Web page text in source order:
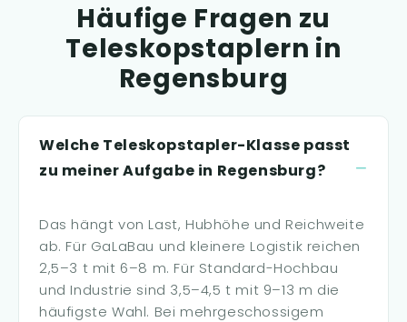
Häufige Fragen zu
Teleskopstaplern in
Regensburg
Welche Teleskopstapler-Klasse passt
zu meiner Aufgabe in Regensburg?
Das hängt von Last, Hubhöhe und Reichweite
ab. Für GaLaBau und kleinere Logistik reichen
2,5–3 t mit 6–8 m. Für Standard-Hochbau
und Industrie sind 3,5–4,5 t mit 9–13 m die
häufigste Wahl. Bei mehrgeschossigem